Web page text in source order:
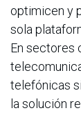
optimicen y
sola
En sectores
telefónicas
la solución